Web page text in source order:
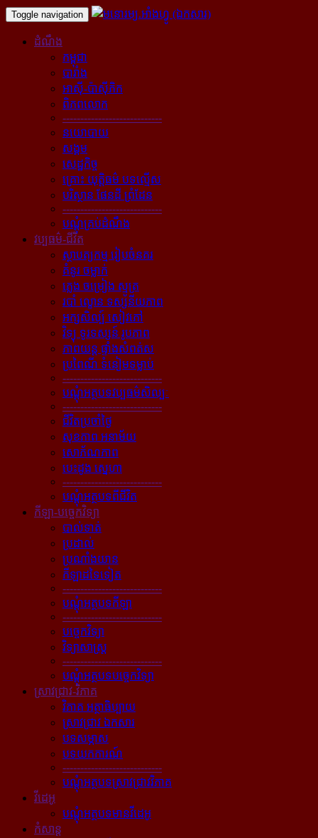
Toggle navigation
ដំណឹង
កម្ពុជា
បារាំង
អាស៊ី-ប៉ាស៊ីភិក
ពិភពលោក
----------------------------
នយោបាយ
សង្គម
សេដ្ឋកិច្ច
គ្រោះ យុត្តិធម៌ បទល្មើស
បរិស្ថាន ផែនដី ព្រំដែន
----------------------------
បណ្ដុំគ្រប់ដំណឹង
វប្បធម៌-ជីវិត
ស្ថាបត្យកម្ម រៀបចំនគរ
គំនូរ ចម្លាក់
ភ្លេង ចម្រៀង ស្មូត្រ
របាំ ល្ខោន ទស្សនីយភាព
អក្សសិល្ប៍ សៀវភៅ
វិទ្យុ ទូរទស្សន៍ រូបភាព
ភាពយន្ដ ផ្ទាំងសំពត់ស
ប្រពៃណី ទំនៀមទម្លាប់
----------------------------
បណ្ដុំអត្ថបទវប្បធម៌សិល្បៈ
----------------------------
ជីវិតប្រចាំថ្ងៃ
សុខភាព អនាម័យ
សោភ័ណភាព
បេះដូង ស្នេហា
----------------------------
បណ្ដុំអត្ថបទពីជីវិត
កីឡា-បច្ចេកវិទ្យា
បាល់ទាត់
ប្រដាល់
ប្រណាំងយាន
កីឡាដទៃទៀត
----------------------------
បណ្ដុំអត្ថបទកីឡា
----------------------------
បច្ចេកវិទ្យា
វិទ្យាសាស្ត្រ
----------------------------
បណ្ដុំអត្ថបទបច្ចេកវិទ្យា
ស្រាវជ្រាវ-វិភាគ
វិភាគ អត្ថាធិប្បាយ
ស្រាវជ្រាវ ឯកសារ
បទសម្ភាស
បទយកការណ៍
----------------------------
បណ្ដុំអត្ថបទស្រាវជ្រាវវិភាគ
វីដេអូ
បណ្ដុំអត្ថបទមានវីដេអូ
កំសាន្ដ